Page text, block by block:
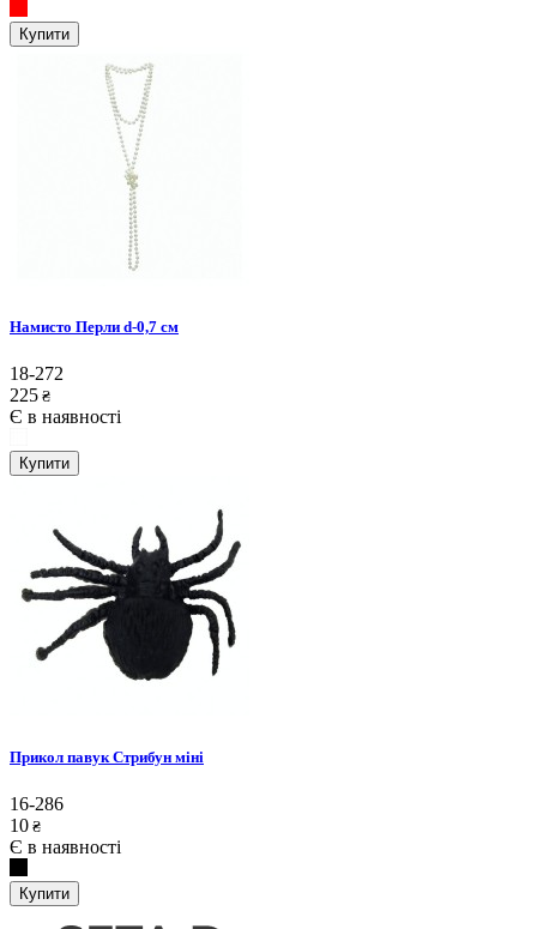
Купити
Намисто Перли d-0,7 см
18-272
225 ₴
Є в наявності
Купити
Прикол павук Стрибун міні
16-286
10 ₴
Є в наявності
Купити